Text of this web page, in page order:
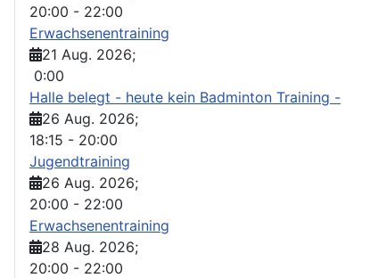
20:00 - 22:00
Erwachsenentraining
21 Aug. 2026;
0:00
Halle belegt - heute kein Badminton Training -
26 Aug. 2026;
18:15 - 20:00
Jugendtraining
26 Aug. 2026;
20:00 - 22:00
Erwachsenentraining
28 Aug. 2026;
20:00 - 22:00